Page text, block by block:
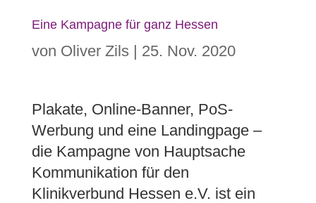
Eine Kampagne für ganz Hessen
von Oliver Zils| 25. Nov. 2020
Plakate, Online-Banner, PoS-
Werbung und eine Landingpage –
die Kampagne von Hauptsache
Kommunikation für den
Klinikverbund Hessen e.V. ist ein